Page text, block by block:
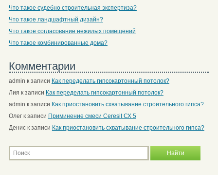
Что такое судебно строительная экспертиза?
Что такое ландшафтный дизайн?
Что такое согласование нежилых помещений
Что такое комбинированные дома?
Комментарии
admin к записи Как переделать гипсокартонный потолок?
Лия к записи Как переделать гипсокартонный потолок?
admin к записи Как приостановить схватывание строительного гипса?
Олегк записи Приминение смеси Ceresit СХ 5
Дениск записи Как приостановить схватывание строительного гипса?